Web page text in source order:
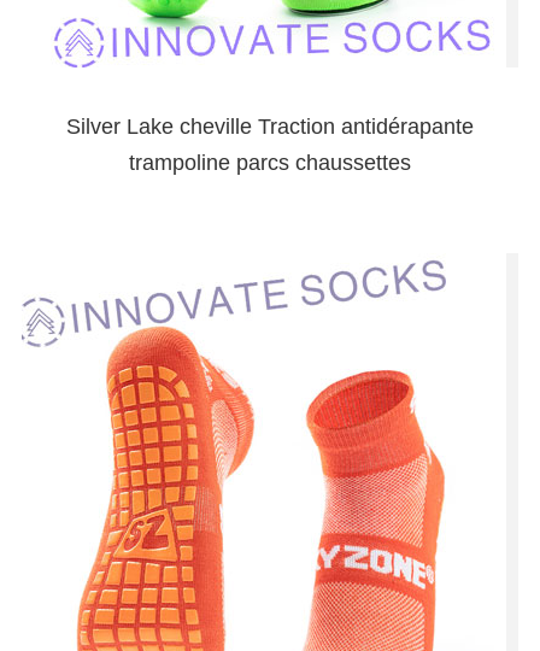
Silver Lake cheville Traction antidérapante
trampoline parcs chaussettes